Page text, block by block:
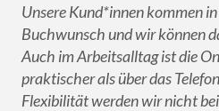
Unsere Kund*innen kommen
Buchwunsch und wir können
Auch im Arbeitsalltag ist die
praktischer als über das
Flexibilität werden wir nicht